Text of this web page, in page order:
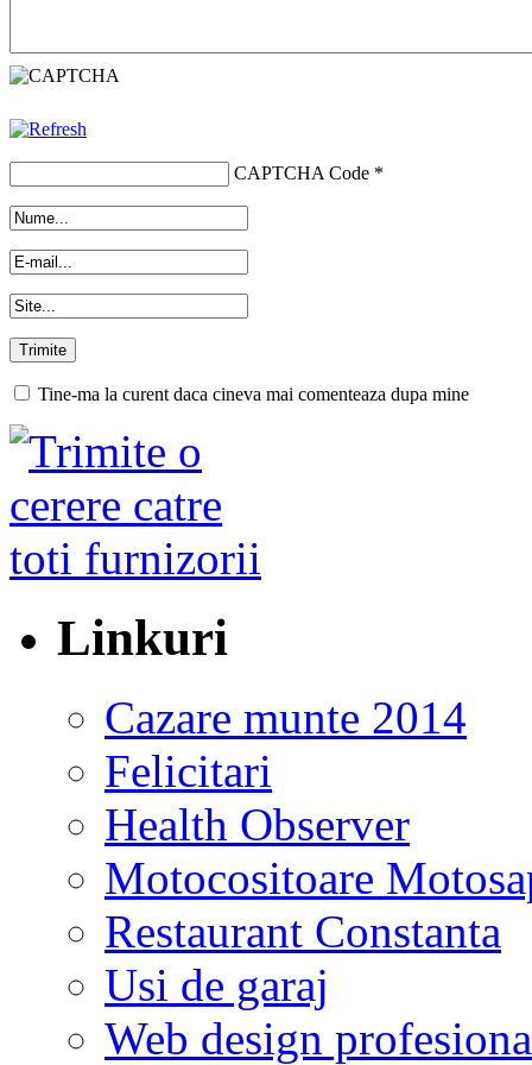
CAPTCHA Code *
Tine-ma la curent daca cineva mai comenteaza dupa mine
Linkuri
Cazare munte 2014
Felicitari
Health Observer
Motocositoare
Restaurant Constanta
Usi de garaj
Web design